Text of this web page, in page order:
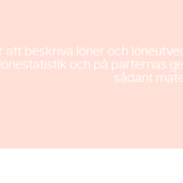
att beskriva löner och
och på parternas
sådant